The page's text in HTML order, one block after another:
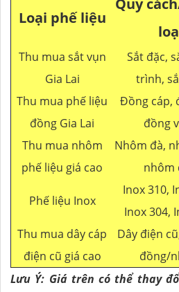
Loại phế liệu
Thu mua sắt vụn
Gia Lai
Sắt đặc,
trình,
Thu mua phế liệu
đồng Gia Lai
Đồng cáp,
đồng
Thu mua nhôm
phế liệu giá cao
Nhôm đà,
nhôm
Phế liệu Inox
Inox 310,
Inox 304,
Thu mua dây cáp
điện cũ giá cao
Dây điện
đồng/
Lưu Ý: Giá trên có thể thay